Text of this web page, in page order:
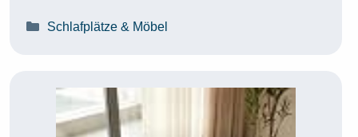
Kategorien
Schlafplätze & Möbel